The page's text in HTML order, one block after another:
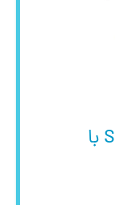
ضدآفتاب استیکی ایزدین SPF 50 با